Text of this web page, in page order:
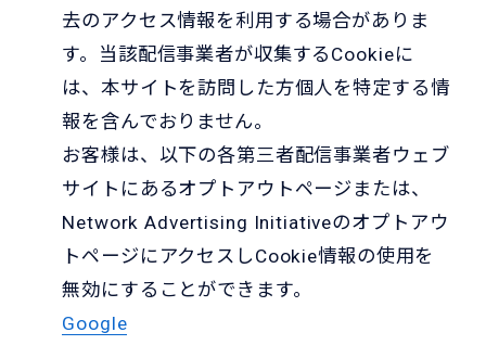
去のアクセス情報を利用する場合がありま
す。当該配信事業者が収集するCookieに
は、本サイトを訪問した方個人を特定する情
報を含んでおりません。
お客様は、以下の各第三者配信事業者ウェブ
サイトにあるオプトアウトページまたは、
Network Advertising Initiativeのオプトアウ
トページにアクセスしCookie情報の使用を
無効にすることができます。
Google